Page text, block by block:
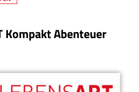
Kompakt Abenteuer